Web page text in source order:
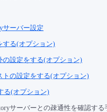
サーバー設定
する(オプション)
の設定をする(オプション)
トの設定をする(オプション)
る(オプション)
サーバーとの疎通性を確認する